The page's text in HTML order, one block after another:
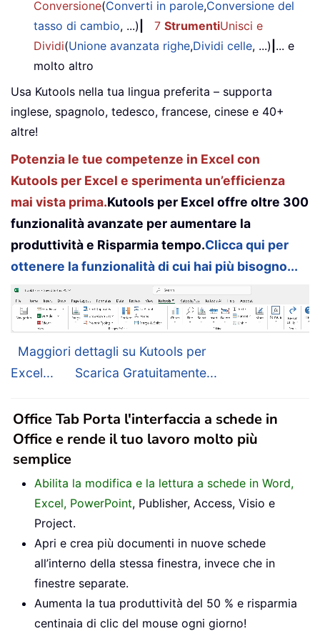
Conversione(Converti in parole,Conversione del
tasso di cambio, ...) 7 StrumentiUnisci e
Dividi(Unione avanzata righe,Dividi celle, ...) ... e
molto altro
Usa Kutools nella tua lingua preferita – supporta
inglese, spagnolo, tedesco, francese, cinese e 40+
altre!
Potenzia le tue competenze in Excel con
Kutools per Excel e sperimenta un’efficienza
mai vista prima.Kutools per Excel offre oltre 300
funzionalità avanzate per aumentare la
produttività e Risparmia tempo.Clicca qui per
ottenere la funzionalità di cui hai più bisogno...
Maggiori dettagli su Kutools per
Excel...
Scarica Gratuitamente...
Office Tab Porta l'interfaccia a schede in
Office e rende il tuo lavoro molto più
semplice
Abilita la modifica e la lettura a schede in Word,
Excel, PowerPoint, Publisher, Access, Visio e
Project.
Apri e crea più documenti in nuove schede
all’interno della stessa finestra, invece che in
finestre separate.
Aumenta la tua produttività del 50 % e risparmia
centinaia di clic del mouse ogni giorno!